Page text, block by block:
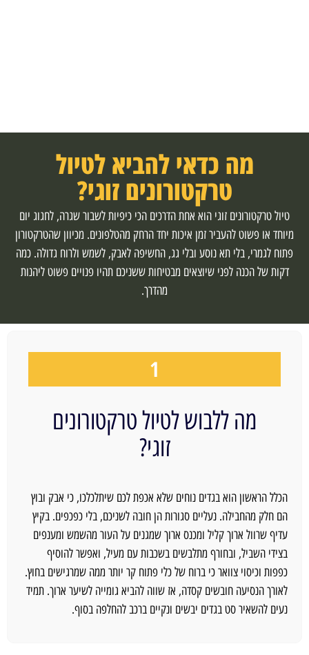
מה כדאי להביא לטיול
טרקטורונים זוגי?
טיול טרקטורונים זוגי הוא אחת הדרכים הכי כיפיות לשבור שגרה, לחגוג יום
מיוחד או פשוט להעביר זמן איכות יחד הרחק מהטלפונים. מכיוון שהטרקטורון
פתוח לגמרי, בלי תא נוסע ובלי גג, החשיפה לאבק, לשמש ולרוח גדולה. כמה
דקות של הכנה לפני שיוצאים מבטיחות ששניכם תהיו פנויים פשוט ליהנות
מהדרך.
1
מה ללבוש לטיול טרקטורונים
זוגי?
הכלל הראשון הוא בגדים נוחים שלא אכפת לכם שיתלכלכו, כי אבק ובוץ
הם חלק מהחבילה. נעליים סגורות הן חובה לשניכם, בלי כפכפים. בקיץ
עדיף שרוול ארוך קליל ומכנס ארוך שמגנים על העור מהשמש ומענפים
בצידי השביל, ובחורף מתלבשים בשכבות עם מעיל, ואפשר להוסיף
כפפות וכיסוי צוואר כי ברוח של כלי פתוח קר יותר ממה שמרגישים בחוץ.
לאורך הנסיעה חובשים קסדה, אז שווה להביא גומייה לשיער ארוך. תמיד
נעים להשאיר סט בגדים יבשים ונקיים ברכב להחלפה בסוף.